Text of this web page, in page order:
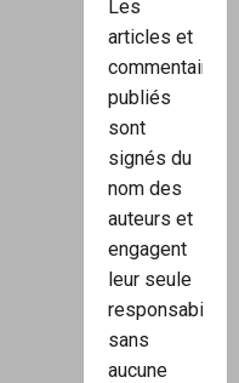
Les
articles et
commentaires
publiés
sont
signés du
nom des
auteurs et
engagent
leur seule
responsabilité,
sans
aucune